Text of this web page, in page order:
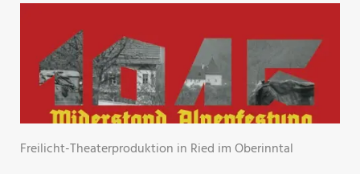
Freilicht-Theaterproduktion in Ried im Oberinntal